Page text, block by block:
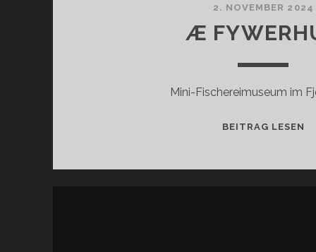
2. NOVEMBER 2024
Æ
Mini-Fischereimuseum im
BEITRAG LESEN